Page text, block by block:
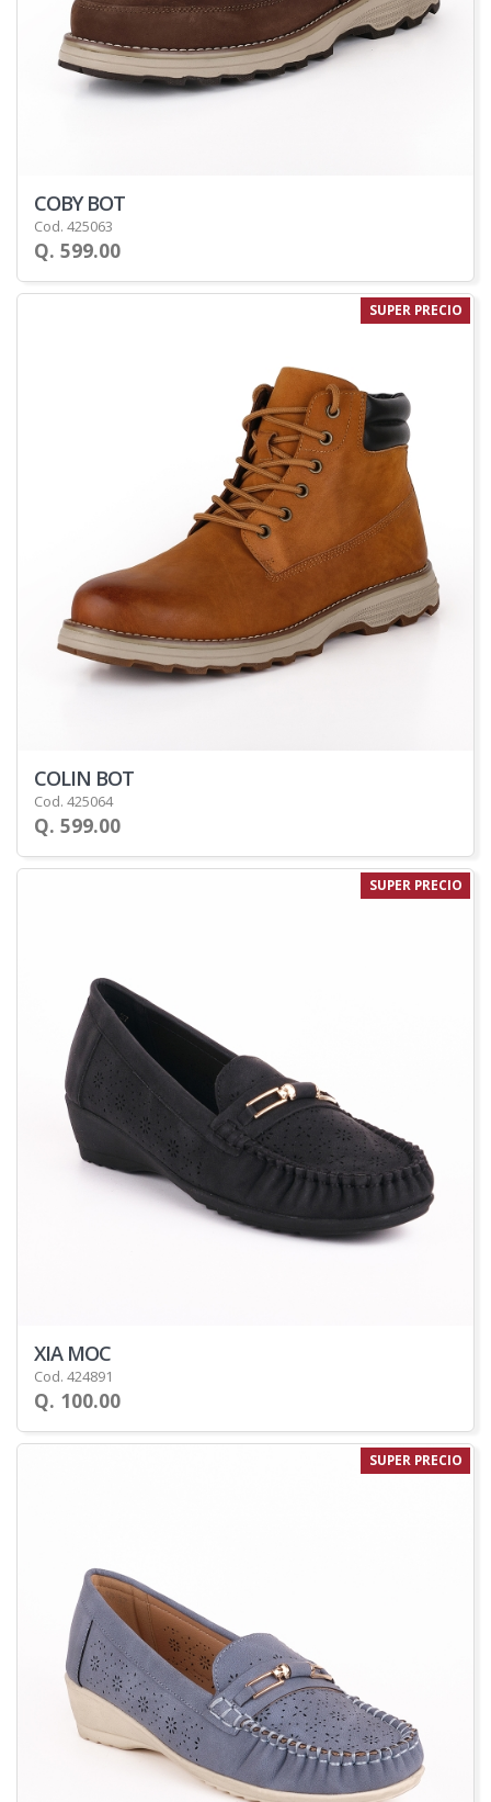
COBY BOT
Cod. 425063
Q. 599.00
SUPER PRECIO
COLIN BOT
Cod. 425064
Q. 599.00
SUPER PRECIO
XIA MOC
Cod. 424891
Q. 100.00
SUPER PRECIO